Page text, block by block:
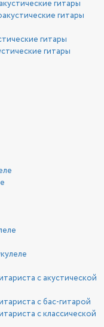
гитары
гитары
гитары
гитары
с акустической
с бас-гитарой
с классической